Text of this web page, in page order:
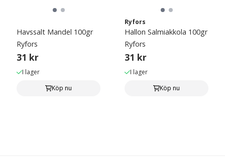
Havssalt Mandel 100gr
Ryfors
31 kr
I lager
Köp nu
Ryfors
Hallon Salmiakkola 100gr
Ryfors
31 kr
I lager
Köp nu